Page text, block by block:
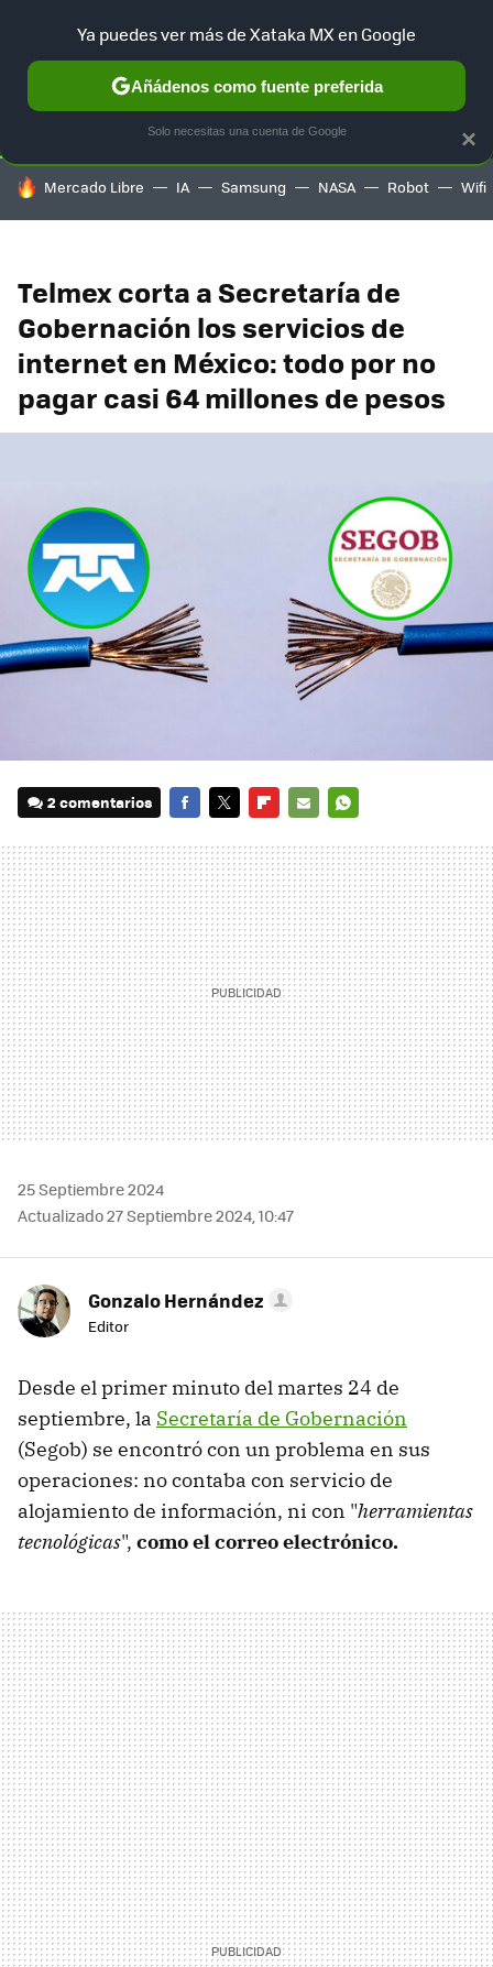
SELECCIÓN GAMING HOME AUTO TERRITORIO
HOY SE HABLA DE
Mercado Libre IA Samsung NASA Robot Wifi
Telmex corta a Secretaría de
Gobernación los servicios de
internet en México: todo por no
pagar casi 64 millones de pesos
2 comentarios
MAIL
25 Septiembre 2024
Actualizado 27 Septiembre 2024, 10:47
Gonzalo Hernández
Editor
Desde el primer minuto del martes 24 de
septiembre, la Secretaría de Gobernación
(Segob) se encontró con un problema en sus
operaciones: no contaba con servicio de
alojamiento de información, ni con "herramientas
tecnológicas", como el correo electrónico.
×
Ya puedes ver más de Xataka MX en Google
Añádenos como fuente preferida
Solo necesitas una cuenta de Google